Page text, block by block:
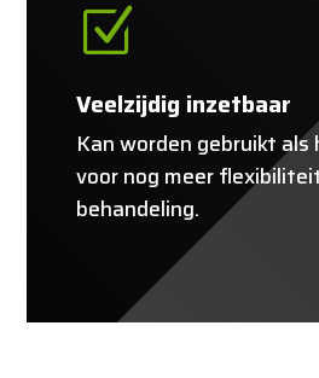
Z
Veelzijdig inzetbaar
Kan worden gebruikt als
voor nog meer
behandeling.